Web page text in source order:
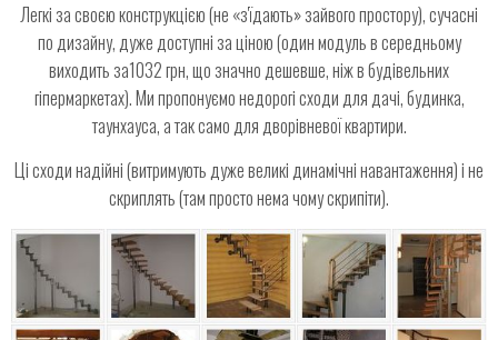
Легкі за своєю конструкцією (не «з'їдають» зайвого простору), сучасні
по дизайну, дуже доступні за ціною (один модуль в середньому
виходить за1032 грн, що значно дешевше, ніж в будівельних
гіпермаркетах). Ми пропонуємо недорогі сходи для дачі, будинка,
таунхауса, а так само для дворівневої квартири.
Ці сходи надійні (витримують дуже великі динамічні навантаження) і не
скриплять (там просто нема чому скрипіти).